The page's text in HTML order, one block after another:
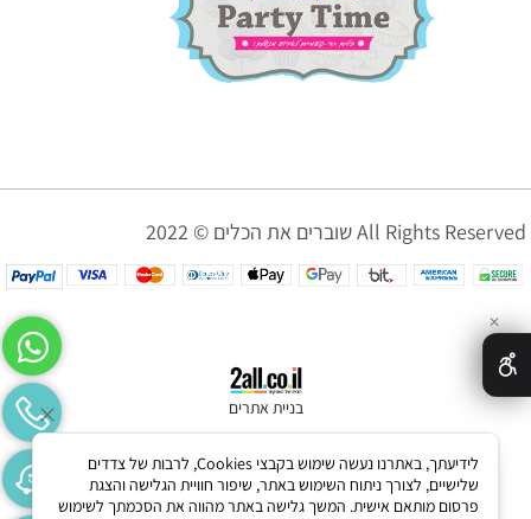
שוברים את הכלים © 2022 All Rights Reserved
בניית אתרים
✕
לידיעתך, באתרנו נעשה שימוש בקבצי Cookies, לרבות של צדדים
שלישיים, לצורך ניתוח השימוש באתר, שיפור חוויית הגלישה והצגת
פרסום מותאם אישית. המשך גלישה באתר מהווה את הסכמתך לשימוש